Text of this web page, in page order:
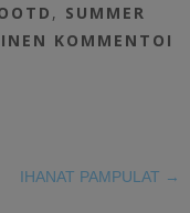
, SUMMER
KOMMENTOI
IHANAT PAMPULAT →